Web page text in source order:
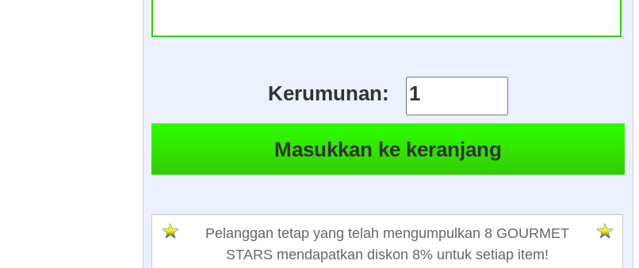
Kerumunan:
Pelanggan tetap yang telah mengumpulkan 8 GOURMET
STARS mendapatkan diskon 8% untuk setiap item!